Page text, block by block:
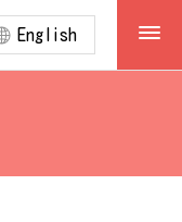
English